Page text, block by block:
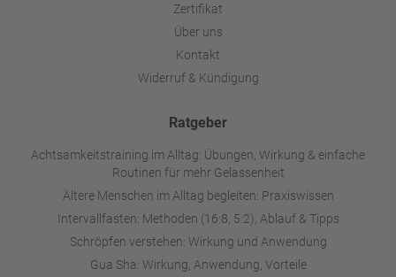
Zertifikat
Über uns
Kontakt
Widerruf & Kündigung
Ratgeber
Achtsamkeitstraining im Alltag: Übungen, Wirkung & einfache
Routinen für mehr Gelassenheit
Ältere Menschen im Alltag begleiten: Praxiswissen
Intervallfasten: Methoden (16:8, 5:2), Ablauf & Tipps
Schröpfen verstehen: Wirkung und Anwendung
Gua Sha: Wirkung, Anwendung, Vorteile